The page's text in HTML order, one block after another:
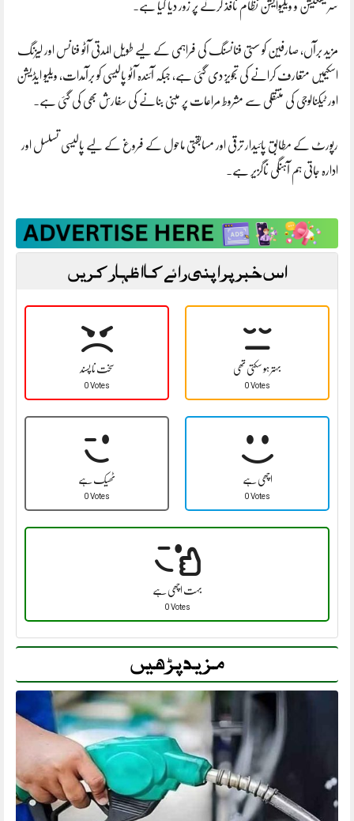
سرٹیفکیشن و ویلیوایشن نظام نافذ کرنے پر زور دیا گیا ہے۔
مزید برآں، صارفین کو سستی فنانسنگ کی فراہمی کے لیے طویل المدتی آٹو فنانس اور لیزنگ
اسکیمیں متعارف کرانے کی تجویز دی گئی ہے، جبکہ آئندہ آٹو پالیسی کو برآمدات، ویلیو ایڈیشن
اور ٹیکنالوجی کی منتقلی سے مشروط مراعات پر مبنی بنانے کی سفارش بھی کی گئی ہے۔
رپورٹ کے مطابق پائیدار ترقی اور مسابقتی ماحول کے فروغ کے لیے پالیسی تسلسل اور
ادارہ جاتی ہم آہنگی ناگزیر ہے۔
اس خبر پر اپنی رائے کا اظہار کریں
سخت نا پسند
0 Votes
بہتر ہو سکتی تھی
0 Votes
ٹھیک ہے
0 Votes
اچھی ہے
0 Votes
بہت اچھی ہے
0 Votes
مزید پڑھیں